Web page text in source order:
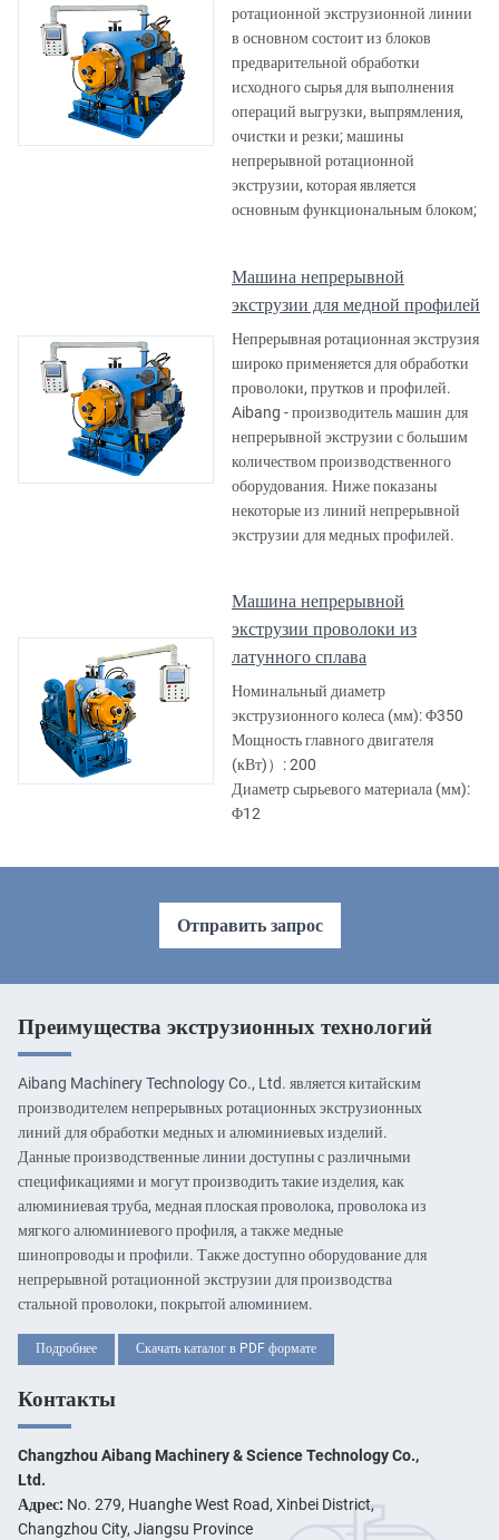
ротационной экструзионной линии
в основном состоит из блоков
предварительной обработки
исходного сырья для выполнения
операций выгрузки, выпрямления,
очистки и резки; машины
непрерывной ротационной
экструзии, которая является
основным функциональным блоком;
Машина непрерывной
экструзии для медной профилей
Непрерывная ротационная экструзия
широко применяется для обработки
проволоки, прутков и профилей.
Aibang - производитель машин для
непрерывной экструзии с большим
количеством производственного
оборудования. Ниже показаны
некоторые из линий непрерывной
экструзии для медных профилей.
Машина непрерывной
экструзии проволоки из
латунного сплава
Номинальный диаметр
экструзионного колеса (мм): Φ350
Мощность главного двигателя
(кВт)）: 200
Диаметр сырьевого материала (мм):
Φ12
Отправить запрос
Преимущества экструзионных технологий
Aibang Machinery Technology Co., Ltd. является китайским
производителем непрерывных ротационных экструзионных
линий для обработки медных и алюминиевых изделий.
Данные производственные линии доступны с различными
спецификациями и могут производить такие изделия, как
алюминиевая труба, медная плоская проволока, проволока из
мягкого алюминиевого профиля, а также медные
шинопроводы и профили. Также доступно оборудование для
непрерывной ротационной экструзии для производства
стальной проволоки, покрытой алюминием.
Подробнее Скачать каталог в PDF формате
Контакты
Changzhou Aibang Machinery & Science Technology Co.,
Ltd.
Адрес: No. 279, Huanghe West Road, Xinbei District,
Changzhou City, Jiangsu Province